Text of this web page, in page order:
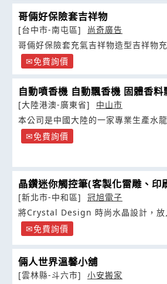
哥倆好保險套吉祥物
[台中市-南屯區]
尚奇廣告
哥倆好保險套充氣吉祥物造型吉祥物
免費詢價
自動噴香機 自動飄香機 固體香料
[大陸港澳-廣東省]
中山市
本公司是中國大陸的一家專業生產水
免費詢價
晶鑽迷你觸控筆(客製化雷雕、
[新北市-中和區]
冠旭電子
將Crystal Design 時尚水晶設計，放
免費詢價
倆人世界溫馨小舖
[雲林縣-斗六市]
小安搬家